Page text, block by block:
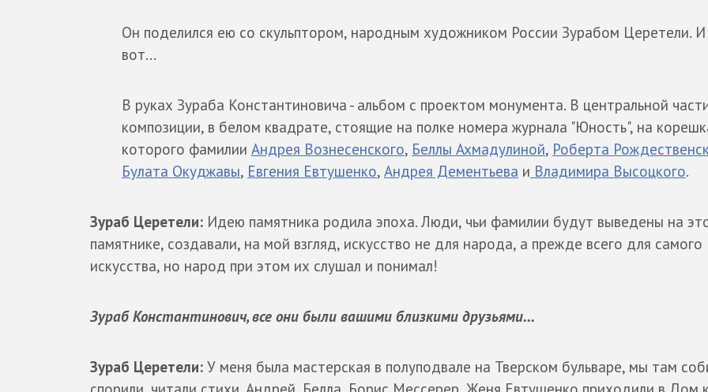
Он поделился ею со скульптором, народным художником России Зурабом Церетели. И
вот...
В руках Зураба Константиновича - альбом с проектом монумента. В центральной
композиции, в белом квадрате, стоящие на полке номера журнала "Юность", на
которого фамилии Андрея Вознесенского, Беллы Ахмадулиной, Роберта
Булата Окуджавы, Евгения Евтушенко, Андрея Дементьева и Владимира Высоцкого.
Зураб Церетели: Идею памятника родила эпоха. Люди, чьи фамилии будут выведены на
памятнике, создавали, на мой взгляд, искусство не для народа, а прежде всего для самого
искусства, но народ при этом их слушал и понимал!
Зураб Константинович, все они были вашими близкими друзьями...
Зураб Церетели: У меня была мастерская в полуподвале на Тверском бульваре, мы там